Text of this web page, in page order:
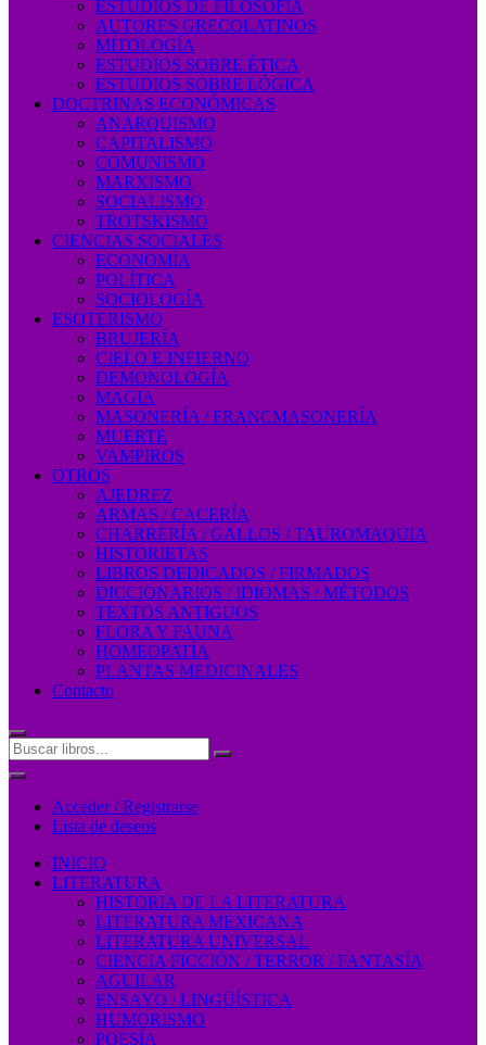
ESTUDIOS DE FILOSOFÍA
AUTORES GRECOLATINOS
MITOLOGÍA
ESTUDIOS SOBRE ÉTICA
ESTUDIOS SOBRE LÓGICA
DOCTRINAS ECONÓMICAS
ANARQUISMO
CAPITALISMO
COMUNISMO
MARXISMO
SOCIALISMO
TROTSKISMO
CIENCIAS SOCIALES
ECONOMÍA
POLÍTICA
SOCIOLOGÍA
ESOTERISMO
BRUJERÍA
CIELO E INFIERNO
DEMONOLOGÍA
MAGIA
MASONERÍA / FRANCMASONERÍA
MUERTE
VAMPIROS
OTROS
AJEDREZ
ARMAS / CACERÍA
CHARRERÍA / GALLOS / TAUROMAQUIA
HISTORIETAS
LIBROS DEDICADOS / FIRMADOS
DICCIONARIOS / IDIOMAS / MÉTODOS
TEXTOS ANTIGUOS
FLORA Y FAUNA
HOMEOPATÍA
PLANTAS MEDICINALES
Contacto
Acceder / Registrarse
Lista de deseos
INICIO
LITERATURA
HISTORIA DE LA LITERATURA
LITERATURA MEXICANA
LITERATURA UNIVERSAL
CIENCIA FICCIÓN / TERROR / FANTASÍA
AGUILAR
ENSAYO / LINGÜÍSTICA
HUMORISMO
POESÍA